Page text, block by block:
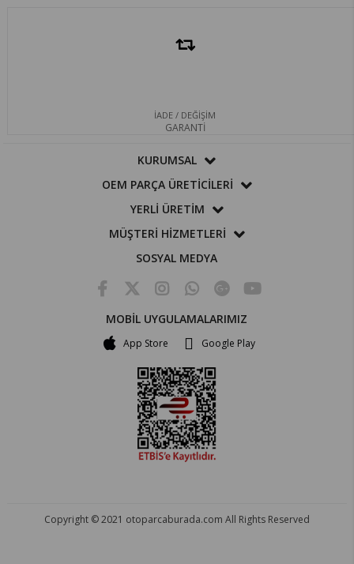
İADE / DEĞİŞİM
GARANTİ
KURUMSAL
OEM PARÇA ÜRETİCİLERİ
YERLİ ÜRETİM
MÜŞTERİ HİZMETLERİ
SOSYAL MEDYA
MOBİL UYGULAMALARIMIZ
App Store Google Play
Copyright © 2021 otoparcaburada.com All Rights Reserved